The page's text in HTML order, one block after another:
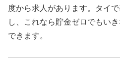
度から求人があります。タイ
し、これなら貯金ゼロでもい
できます。